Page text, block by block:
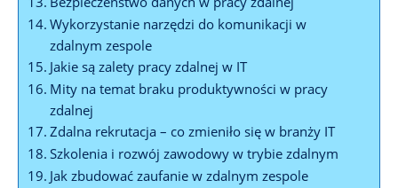
Wykorzystanie narzędzi do komunikacji w
zdalnym zespole
Jakie‍ są zalety pracy zdalnej w IT
Mity ⁤na temat braku produktywności ⁣w pracy
zdalnej
Zdalna rekrutacja – co zmieniło się w branży IT
Szkolenia i‍ rozwój zawodowy w trybie⁣ zdalnym
Jak‍ zbudować ​zaufanie w ⁢zdalnym zespole